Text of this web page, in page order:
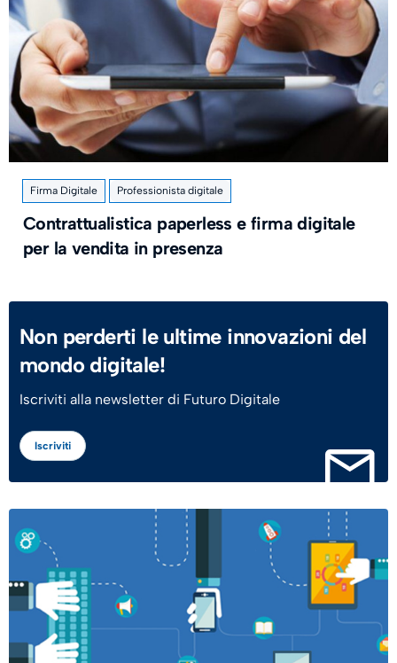
Firma Digitale Professionista digitale
Contrattualistica paperless e firma digitale
per la vendita in presenza
Non perderti le ultime innovazioni del
mondo digitale!
Iscriviti alla newsletter di Futuro Digitale
Iscriviti